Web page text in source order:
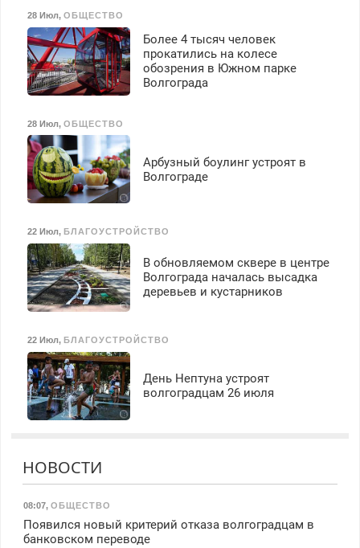
28 Июл, ОБЩЕСТВО
Более 4 тысяч человек
прокатились на колесе
обозрения в Южном парке
Волгограда
28 Июл, ОБЩЕСТВО
Арбузный боулинг устроят в
Волгограде
22 Июл, БЛАГОУСТРОЙСТВО
В обновляемом сквере в центре
Волгограда началась высадка
деревьев и кустарников
22 Июл, БЛАГОУСТРОЙСТВО
День Нептуна устроят
волгоградцам 26 июля
НОВОСТИ
08:07, ОБЩЕСТВО
Появился новый критерий отказа волгоградцам в
банковском переводе